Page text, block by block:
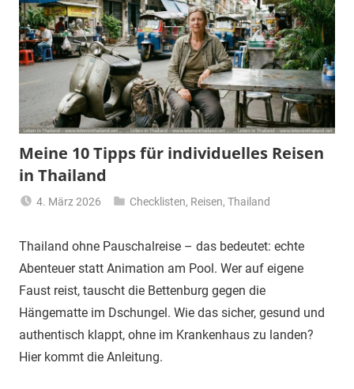
Meine 10 Tipps für individuelles Reisen
in Thailand
4. März 2026
Checklisten, Reisen,Thailand
Thailand ohne Pauschalreise – das bedeutet: echte
Abenteuer statt Animation am Pool. Wer auf eigene
Faust reist, tauscht die Bettenburg gegen die
Hängematte im Dschungel. Wie das sicher, gesund und
authentisch klappt, ohne im Krankenhaus zu landen?
Hier kommt die Anleitung.